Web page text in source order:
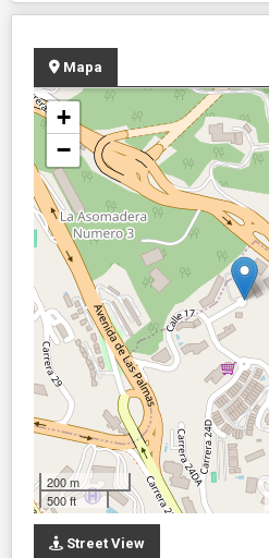
Mapa
+
−
200 m
500 ft
Street View